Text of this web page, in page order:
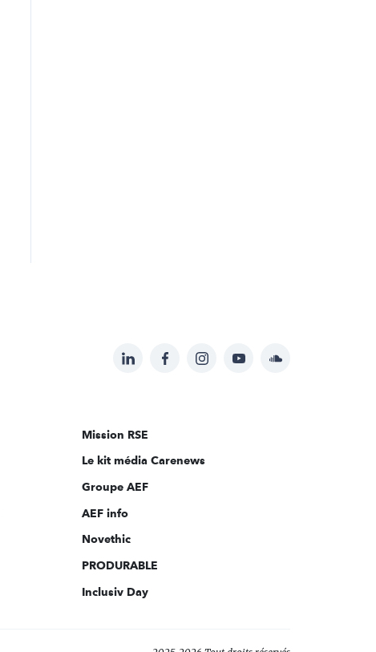
Suivez-
sur:
LinkedInFacebookInstagramYouTubeSoundcloud
Mission RSE
Le kit média Carenews
Groupe AEF
AEF info
Novethic
PRODURABLE
Inclusiv Day